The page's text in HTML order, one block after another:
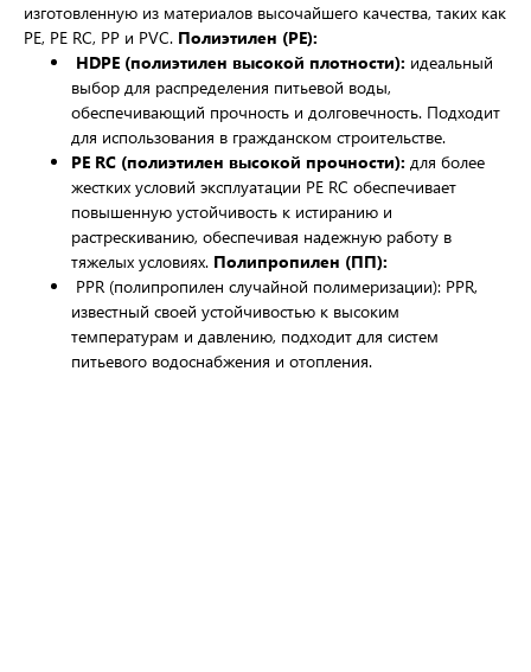
изготовленную из материалов высочайшего качества, таких как
PE, PE RC, PP и PVC. Полиэтилен (PE):
HDPE (полиэтилен высокой плотности): идеальный
выбор для распределения питьевой воды,
обеспечивающий прочность и долговечность. Подходит
для использования в гражданском строительстве.
PE RC (полиэтилен высокой прочности): для более
жестких условий эксплуатации PE RC обеспечивает
повышенную устойчивость к истиранию и
растрескиванию, обеспечивая надежную работу в
тяжелых условиях. Полипропилен (ПП):
PPR (полипропилен случайной полимеризации): PPR,
известный своей устойчивостью к высоким
температурам и давлению, подходит для систем
питьевого водоснабжения и отопления.